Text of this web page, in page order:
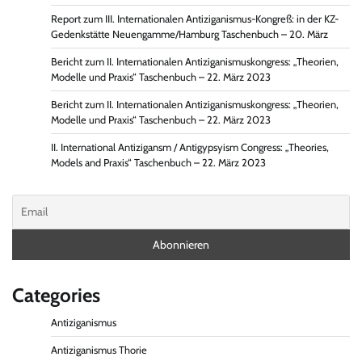
Report zum III. Internationalen Antiziganismus-Kongreß: in der KZ-
Gedenkstätte Neuengamme/Hamburg Taschenbuch – 20. März
Bericht zum II. Internationalen Antiziganismuskongress: „Theorien,
Modelle und Praxis“ Taschenbuch – 22. März 2023
Bericht zum II. Internationalen Antiziganismuskongress: „Theorien,
Modelle und Praxis“ Taschenbuch – 22. März 2023
II. International Antizigansm / Antigypsyism Congress: „Theories,
Models and Praxis“ Taschenbuch – 22. März 2023
Categories
Antiziganismus
Antiziganismus Thorie